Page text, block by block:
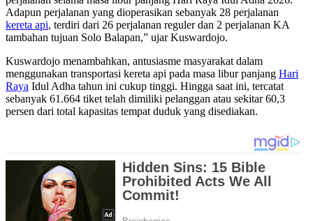
Adapun perjalanan yang dioperasikan sebanyak 28 perjalanan
kereta api, terdiri dari 26 perjalanan reguler dan 2 perjalanan KA
tambahan tujuan Solo Balapan,” ujar Kuswardojo.
Kuswardojo menambahkan, antusiasme masyarakat dalam
menggunakan transportasi kereta api pada masa libur panjang Hari
Raya Idul Adha tahun ini cukup tinggi. Hingga saat ini, tercatat
sebanyak 61.664 tiket telah dimiliki pelanggan atau sekitar 60,3
persen dari total kapasitas tempat duduk yang disediakan.